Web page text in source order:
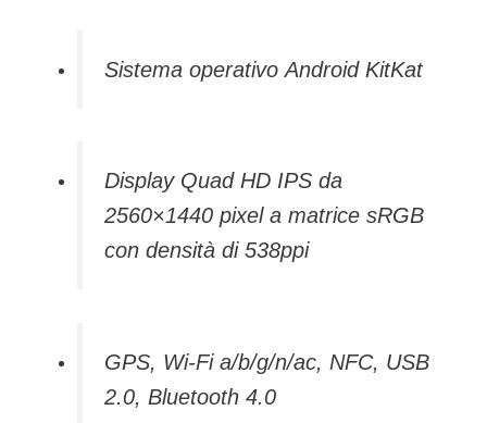
Sistema operativo Android KitKat
Display Quad HD IPS da
2560×1440 pixel a matrice sRGB
con densità di 538ppi
GPS, Wi-Fi a/b/g/n/ac, NFC, USB
2.0, Bluetooth 4.0